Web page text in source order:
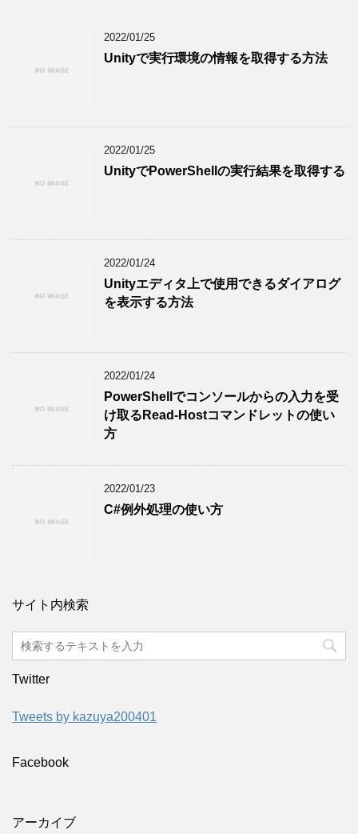
2022/01/25
Unityで実行環境の情報を取得する方法
2022/01/25
UnityでPowerShellの実行結果を取得する
2022/01/24
Unityエディタ上で使用できるダイアログ
を表示する方法
2022/01/24
PowerShellでコンソールからの入力を受
け取るRead-Hostコマンドレットの使い
方
2022/01/23
C#例外処理の使い方
サイト内検索
Twitter
Tweets by kazuya200401
Facebook
アーカイブ